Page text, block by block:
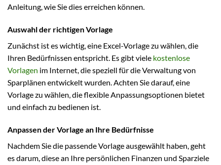
Anleitung, wie Sie dies erreichen können.
Auswahl der richtigen Vorlage
Zunächst ist es wichtig, eine Excel-Vorlage zu wählen, die
Ihren Bedürfnissen entspricht. Es gibt viele kostenlose
Vorlagen im Internet, die speziell für die Verwaltung von
Sparplänen entwickelt wurden. Achten Sie darauf, eine
Vorlage zu wählen, die flexible Anpassungsoptionen bietet
und einfach zu bedienen ist.
Anpassen der Vorlage an Ihre Bedürfnisse
Nachdem Sie die passende Vorlage ausgewählt haben, geht
es darum, diese an Ihre persönlichen Finanzen und Sparziele